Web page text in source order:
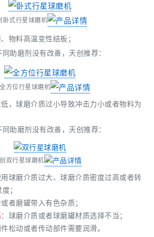
卧式行星球磨机
物料高温变性结板；
助磨剂没有改善，天创推荐：
方位行星球磨机
，球磨介质过小导致冲击力小或者物料为
助磨剂没有改善，天创推荐：
双行星球磨机
用球磨介质过大、球磨介质密度过高或者转
；
者磨罐带入有色杂质；
：球磨介质或者球磨罐材质选择不当；
松动或者传动部件需要润滑。